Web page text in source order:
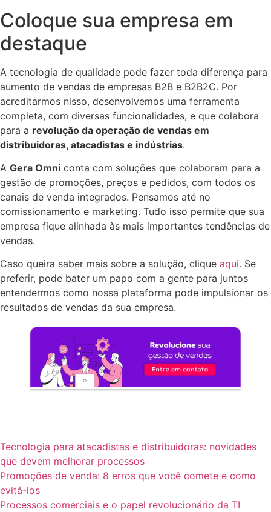
Coloque sua empresa em
destaque
A tecnologia de qualidade pode fazer toda diferença para
aumento de vendas de empresas B2B e B2B2C. Por
acreditarmos nisso, desenvolvemos uma ferramenta
completa, com diversas funcionalidades, e que colabora
para a revolução da operação de vendas em
distribuidoras, atacadistas e indústrias.
A Gera Omni conta com soluções que colaboram para a
gestão de promoções, preços e pedidos, com todos os
canais de venda integrados. Pensamos até no
comissionamento e marketing. Tudo isso permite que sua
empresa fique alinhada às mais importantes tendências de
vendas.
Caso queira saber mais sobre a solução, clique aqui. Se
preferir, pode bater um papo com a gente para juntos
entendermos como nossa plataforma pode impulsionar os
resultados de vendas da sua empresa.
Tecnologia para atacadistas e distribuidoras: novidades
que devem melhorar processos
Promoções de venda: 8 erros que você comete e como
evitá-los
Processos comerciais e o papel revolucionário da TI